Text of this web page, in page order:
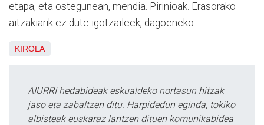
etapa, eta ostegunean, mendia. Pirinioak. Erasorako
aitzakiarik ez dute igotzaileek, dagoeneko.
KIROLA
AIURRI hedabideak eskualdeko nortasun hitzak
jaso eta zabaltzen ditu. Harpidedun eginda, tokiko
albisteak euskaraz lantzen dituen komunikabidea